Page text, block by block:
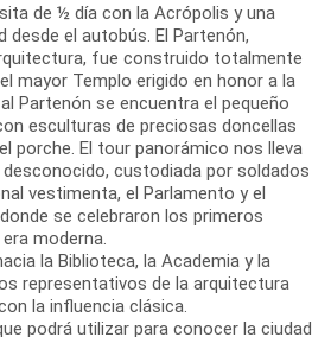
de ½ día con la Acrópolis y una
desde el autobús. El Partenón,
fue construido totalmente
mayor Templo erigido en honor a la
Partenón se encuentra el pequeño
esculturas de preciosas doncellas
porche. El tour panorámico nos lleva
custodiada por soldados
vestimenta, el Parlamento y el
se celebraron los primeros
moderna.
la Biblioteca, la Academia y la
representativos de la arquitectura
la influencia clásica.
podrá utilizar para conocer la ciudad